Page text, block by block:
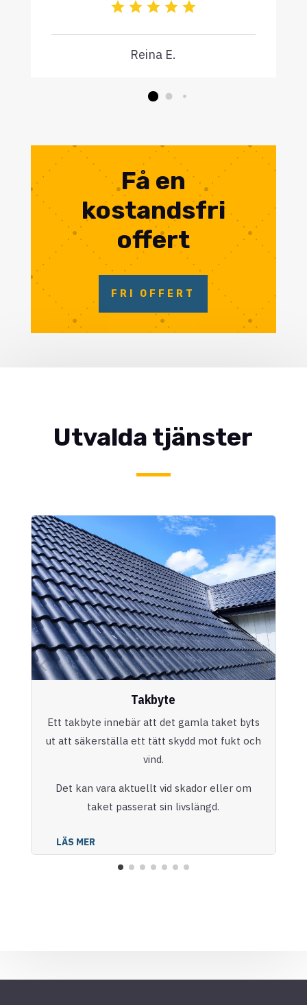
Reina E.
Få en
kostandsfri
offert
FRI OFFERT
Utvalda tjänster
Takbyte
Ett takbyte innebär att det gamla taket byts
ut att säkerställa ett tätt skydd mot fukt och
vind.
Det kan vara aktuellt vid skador eller om
taket passerat sin livslängd.
LÄS MER